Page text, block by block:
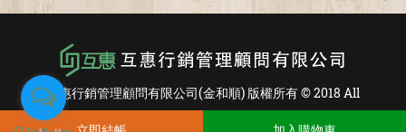
互惠行銷管理顧問有限公司(金和順) 版權所有 © 2018 All
Rights Reserved.